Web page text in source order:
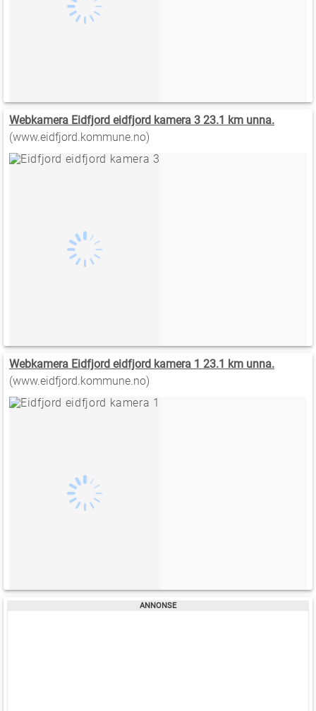
Webkamera Eidfjord eidfjord kamera 3 23.1 km unna.
(www.eidfjord.kommune.no)
Webkamera Eidfjord eidfjord kamera 1 23.1 km unna.
(www.eidfjord.kommune.no)